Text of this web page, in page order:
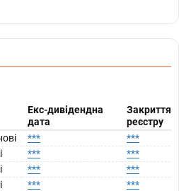
Екс-дивідендна
дата
Закриття
реєстру
***
***
***
***
***
***
***
***